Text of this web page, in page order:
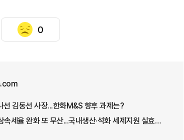
0
선 김동선 사장...한화M&S 향후 과제는?
[2026 세제개편안] 재계 숙원 상속세율 완화 또 무산...국내생산·석화 세제지원 실효성 의문